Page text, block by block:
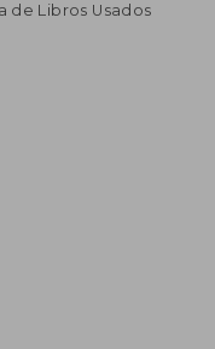
de Libros Usados